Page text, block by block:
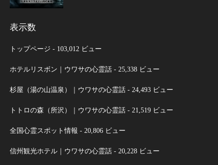
表示数
トップページ - 103,012 ビュー
ホテルリスボン｜ウワサの心霊話 - 25,338 ビュー
杉屋（湯の山温泉）｜ウワサの心霊話 - 24,493 ビュー
トトロの森（所沢）｜ウワサの心霊話 - 21,519 ビュー
全国心霊スポット情報 - 20,806 ビュー
信州観光ホテル｜ウワサの心霊話 - 20,228 ビュー